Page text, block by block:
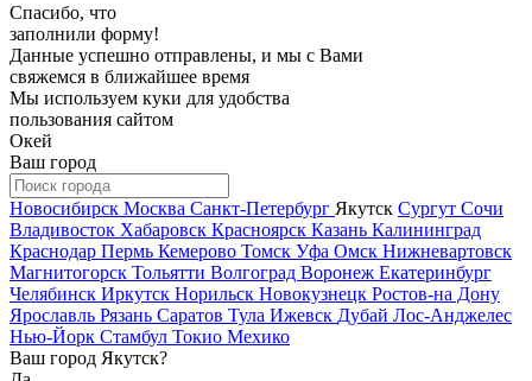
Спасибо, что
заполнили форму!
Данные успешно отправлены, и мы с Вами
свяжемся в ближайшее время
Мы используем куки для удобства
пользования сайтом
Окей
Ваш город
Новосибирск Москва Санкт-Петербург Якутск Сургут Сочи
Владивосток Хабаровск Красноярск Казань Калининград
Краснодар Пермь Кемерово Томск Уфа Омск Нижневартовск
Магнитогорск Тольятти Волгоград Воронеж Екатеринбург
Челябинск Иркутск Норильск Новокузнецк Ростов-на Дону
Ярославль Рязань Саратов Тула Ижевск Дубай Лос-Анджелес
Нью-Йорк Стамбул Токио Мехико
Ваш город Якутск?